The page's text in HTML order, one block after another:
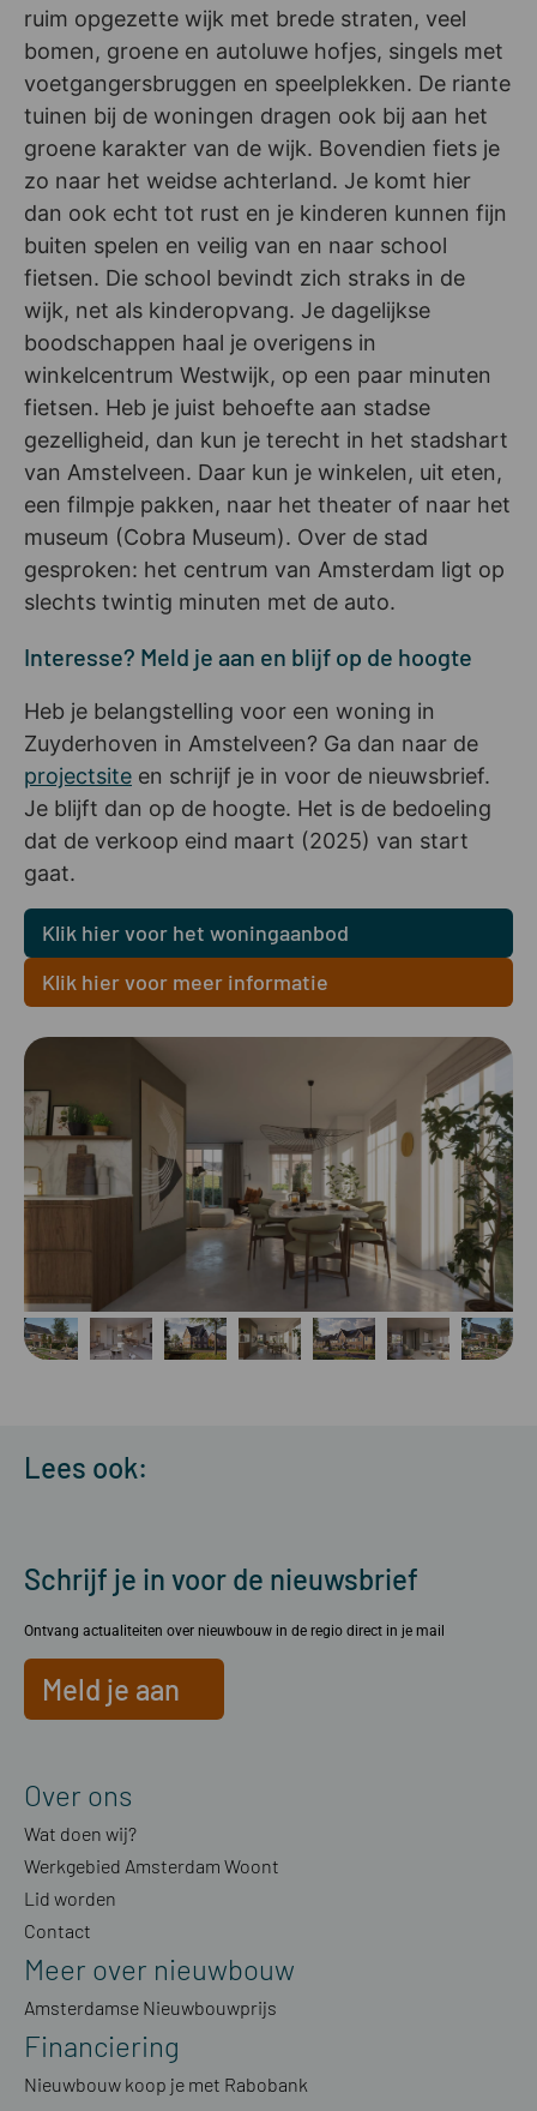
ruim opgezette wijk met brede straten, veel
bomen, groene en autoluwe hofjes, singels met
voetgangersbruggen en speelplekken. De riante
tuinen bij de woningen dragen ook bij aan het
groene karakter van de wijk. Bovendien fiets je
zo naar het weidse achterland. Je komt hier
dan ook echt tot rust en je kinderen kunnen fijn
buiten spelen en veilig van en naar school
fietsen. Die school bevindt zich straks in de
wijk, net als kinderopvang. Je dagelijkse
boodschappen haal je overigens in
winkelcentrum Westwijk, op een paar minuten
fietsen. Heb je juist behoefte aan stadse
gezelligheid, dan kun je terecht in het stadshart
van Amstelveen. Daar kun je winkelen, uit eten,
een filmpje pakken, naar het theater of naar het
museum (Cobra Museum). Over de stad
gesproken: het centrum van Amsterdam ligt op
slechts twintig minuten met de auto.
Interesse? Meld je aan en blijf op de hoogte
Heb je belangstelling voor een woning in
Zuyderhoven in Amstelveen? Ga dan naar de
projectsite en schrijf je in voor de nieuwsbrief.
Je blijft dan op de hoogte. Het is de bedoeling
dat de verkoop eind maart (2025) van start
gaat.
Klik hier voor het woningaanbod
Klik hier voor meer informatie
Lees ook:
Schrijf je in voor de nieuwsbrief
Ontvang actualiteiten over nieuwbouw in de regio direct in je mail
Meld je aan
Over ons
Wat doen wij?
Werkgebied Amsterdam Woont
Lid worden
Contact
Meer over nieuwbouw
Amsterdamse Nieuwbouwprijs
Financiering
Nieuwbouw koop je met Rabobank